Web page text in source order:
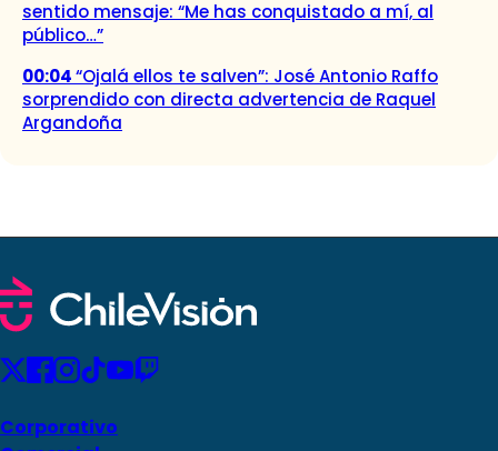
sentido mensaje: “Me has conquistado a mí, al
público…”
00:04“Ojalá ellos te salven”: José Antonio Raffo
sorprendido con directa advertencia de Raquel
Argandoña
Corporativo